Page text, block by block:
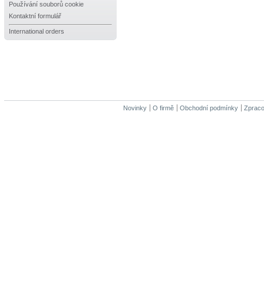
Používání souborů cookie
Kontaktní formulář
International orders
Novinky O firmě Obchodní podmínky